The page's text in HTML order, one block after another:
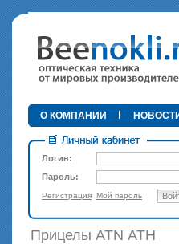
•
О КОМПАНИИ
Логин:
Пароль:
Регистрация Мой пароль
Прицелы ATN АТН